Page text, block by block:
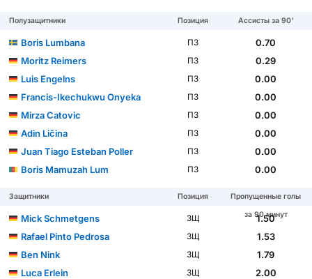
Полузащитники Позиция Ассисты за 90'
Boris Lumbana ПЗ
0.70
Moritz Reimers
ПЗ
0.29
Luis Engelns
ПЗ
0.00
Francis-Ikechukwu Onyeka
ПЗ
0.00
Mirza Catovic
ПЗ
0.00
Adin Ličina
ПЗ
0.00
Juan Tiago Esteban Poller
ПЗ
0.00
Boris Mamuzah Lum
ПЗ 0.00
Защитники Позиция
Пропущенные голы
за 90 минут
Mick Schmetgens ЗЩ
1.50
Rafael Pinto Pedrosa
ЗЩ
1.53
Ben Nink
ЗЩ
1.79
Luca Erlein
ЗЩ
2.00